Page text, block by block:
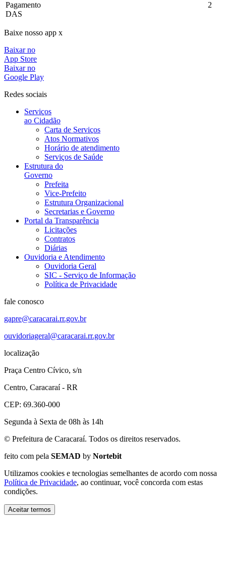
Pagamento
DAS
2
Baixe nosso app x
Baixar no
App Store
Baixar no
Google Play
Redes sociais
Serviços
ao Cidadão
Carta de Serviços
Atos Normativos
Horário de atendimento
Serviços de Saúde
Estrutura do
Governo
Prefeita
Vice-Prefeito
Estrutura Organizacional
Secretarias e Governo
Portal da Transparência
Licitações
Contratos
Diárias
Ouvidoria e Atendimento
Ouvidoria Geral
SIC - Serviço de Informação
Política de Privacidade
fale conosco
gapre@caracarai.rr.gov.br
ouvidoriageral@caracarai.rr.gov.br
localização
Praça Centro Cívico, s/n
Centro, Caracaraí - RR
CEP: 69.360-000
Segunda à Sexta de 08h às 14h
© Prefeitura de Caracaraí. Todos os direitos reservados.
feito com pela SEMAD by Nortebit
Utilizamos cookies e tecnologias semelhantes de acordo com nossa
Política de Privacidade, ao continuar, você concorda com estas
condições.
Aceitar termos